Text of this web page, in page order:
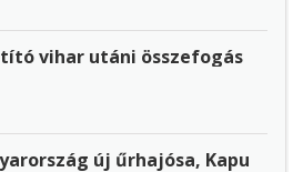
vihar utáni összefogás
új űrhajósa, Kapu